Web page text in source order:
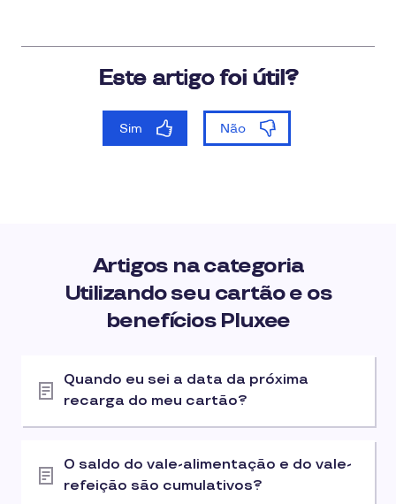
Artigos na categoria
Utilizando seu cartão e os
benefícios Pluxee
Quando eu sei a data da próxima
recarga do meu cartão?
O saldo do vale-alimentação e do vale-
refeição são cumulativos?